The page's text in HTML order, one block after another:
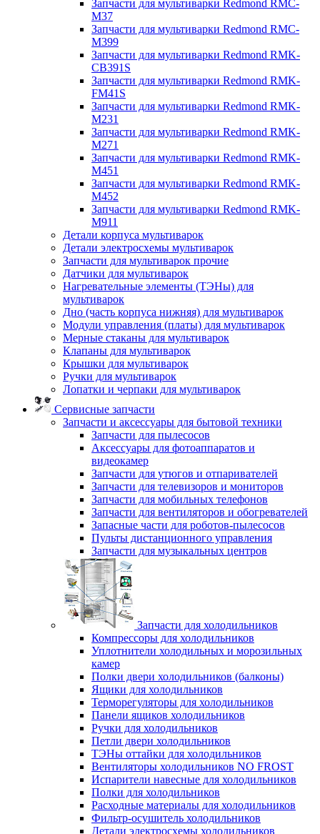
Запчасти для мультиварки Redmond RMC-
M37
Запчасти для мультиварки Redmond RMC-
M399
Запчасти для мультиварки Redmond RMK-
CB391S
Запчасти для мультиварки Redmond RMK-
FM41S
Запчасти для мультиварки Redmond RMK-
M231
Запчасти для мультиварки Redmond RMK-
M271
Запчасти для мультиварки Redmond RMK-
M451
Запчасти для мультиварки Redmond RMK-
M452
Запчасти для мультиварки Redmond RMK-
M911
Детали корпуса мультиварок
Детали электросхемы мультиварок
Запчасти для мультиварок прочие
Датчики для мультиварок
Нагревательные элементы (ТЭНы) для
мультиварок
Дно (часть корпуса нижняя) для мультиварок
Модули управления (платы) для мультиварок
Мерные стаканы для мультиварок
Клапаны для мультиварок
Крышки для мультиварок
Ручки для мультиварок
Лопатки и черпаки для мультиварок
Сервисные запчасти
Запчасти и аксессуары для бытовой техники
Запчасти для пылесосов
Аксессуары для фотоаппаратов и
видеокамер
Запчасти для утюгов и отпаривателей
Запчасти для телевизоров и мониторов
Запчасти для мобильных телефонов
Запчасти для вентиляторов и обогревателей
Запасные части для роботов-пылесосов
Пульты дистанционного управления
Запчасти для музыкальных центров
Запчасти для холодильников
Компрессоры для холодильников
Уплотнители холодильных и морозильных
камер
Полки двери холодильников (балконы)
Ящики для холодильников
Терморегуляторы для холодильников
Панели ящиков холодильников
Ручки для холодильников
Петли двери холодильников
ТЭНы оттайки для холодильников
Вентиляторы холодильников NO FROST
Испарители навесные для холодильников
Полки для холодильников
Расходные материалы для холодильников
Фильтр-осушитель холодильников
Детали электросхемы холодильников